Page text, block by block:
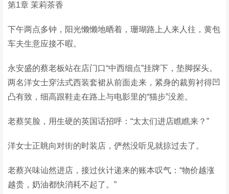
第1章 茉莉茶香
下午两点多钟，阳光懒懒地晒着，珊瑚路上人来人往，黄包
车夫生意应接不暇。
永安盛的蔡老板站在店门口“中西细点”挂牌下，垫脚探头。
两名洋女士穿法式西装套裙从前面走来，紧身的裁剪衬得凹
凸有致，细高跟鞋走在路上与电影里的“猫步”没差。
老蔡笑脸，用生硬的英国话招呼：“太太们进店瞧瞧来？”
洋女士正眺向对街的时装店，俨然没听见就掠过去了。
老蔡兴味讪然进店，接过伙计递来的账本叹气：“物价越涨
越贵，奶油都快消耗不起了。”